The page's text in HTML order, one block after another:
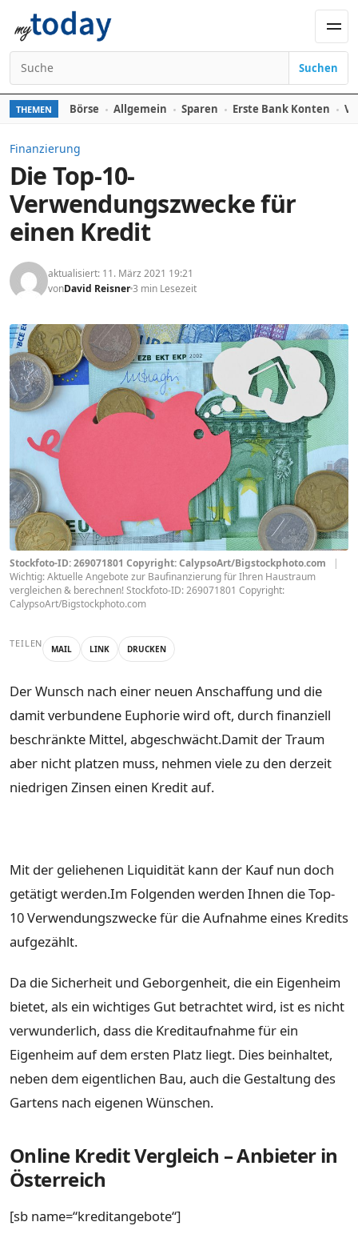
Zum Inhalt springen
Suchen nach:
Suchen
THEMEN Börse Allgemein Sparen Erste Bank Konten
Finanzierung
Die Top-10-
Verwendungszwecke für
einen Kredit
aktualisiert: 11. März 2021 19:21
vonDavid Reisner3 min Lesezeit
Stockfoto-ID: 269071801 Copyright: CalypsoArt/Bigstockphoto.com
|
Wichtig: Aktuelle Angebote zur Baufinanzierung für Ihren Haustraum
vergleichen & berechnen! Stockfoto-ID: 269071801 Copyright:
CalypsoArt/Bigstockphoto.com
TEILEN MAIL LINK DRUCKEN
Der Wunsch nach einer neuen Anschaffung und die
damit verbundene Euphorie wird oft, durch finanziell
beschränkte Mittel, abgeschwächt.Damit der Traum
aber nicht platzen muss, nehmen viele zu den derzeit
niedrigen Zinsen einen Kredit auf.
Mit der geliehenen Liquidität kann der Kauf nun doch
getätigt werden.Im Folgenden werden Ihnen die Top-
10 Verwendungszwecke für die Aufnahme eines Kredits
aufgezählt.
Da die Sicherheit und Geborgenheit, die ein Eigenheim
bietet, als ein wichtiges Gut betrachtet wird, ist es nicht
verwunderlich, dass die Kreditaufnahme für ein
Eigenheim auf dem ersten Platz liegt. Dies beinhaltet,
neben dem eigentlichen Bau, auch die Gestaltung des
Gartens nach eigenen Wünschen.
Online Kredit Vergleich – Anbieter in
Österreich
[sb name=“kreditangebote“]